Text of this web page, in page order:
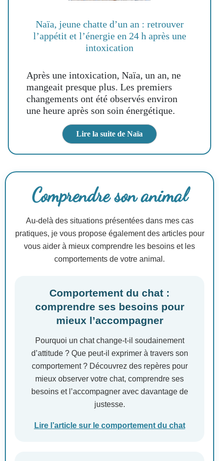
Naïa, jeune chatte d’un an : retrouver
l’appétit et l’énergie en 24 h après une
intoxication
Après une intoxication, Naïa, un an, ne
mangeait presque plus. Les premiers
changements ont été observés environ
une heure après son soin énergétique.
Lire la suite de Naïa
Comprendre son animal
Au-delà des situations présentées dans mes cas
pratiques, je vous propose également des articles pour
vous aider à mieux comprendre les besoins et les
comportements de votre animal.
Comportement du chat :
comprendre ses besoins pour
mieux l’accompagner
Pourquoi un chat change-t-il soudainement
d’attitude ? Que peut-il exprimer à travers son
comportement ? Découvrez des repères pour
mieux observer votre chat, comprendre ses
besoins et l’accompagner avec davantage de
justesse.
Lire l’article sur le comportement du chat